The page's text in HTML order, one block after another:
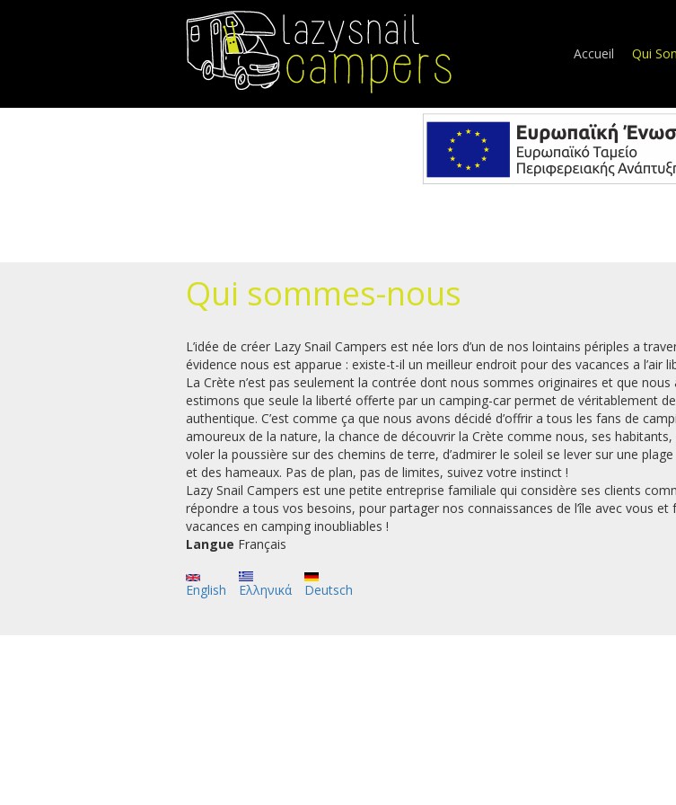
Accueil Qui
Qui sommes-nous
L’idée de créer Lazy Snail Campers est née lors d’un de nos lointains périples a
évidence nous est apparue : existe-t-il un meilleur endroit pour des vacances a l’air
La Crète n’est pas seulement la contrée dont nous sommes originaires et que
estimons que seule la liberté offerte par un camping-car permet de véritablement
authentique. C’est comme ça que nous avons décidé d’offrir a tous les fans de
amoureux de la nature, la chance de découvrir la Crète comme nous, ses
voler la poussière sur des chemins de terre, d’admirer le soleil se lever sur une
et des hameaux. Pas de plan, pas de limites, suivez votre instinct !
Lazy Snail Campers est une petite entreprise familiale qui considère ses clients
répondre a tous vos besoins, pour partager nos connaissances de l’île avec vous
vacances en camping inoubliables !
Langue Français
English Ελληνικά Deutsch